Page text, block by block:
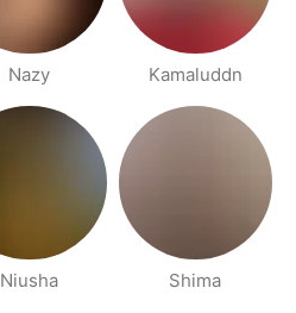
Nazy Kamaluddn
Niusha Shima